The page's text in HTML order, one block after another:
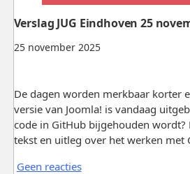
25 november 2025
Verslag JUG Eindhoven 25
De dagen worden merkbaar korter
versie van Joomla! is vandaag
code in GitHub bijgehouden wordt?
tekst en uitleg over het werken met
Geen reacties